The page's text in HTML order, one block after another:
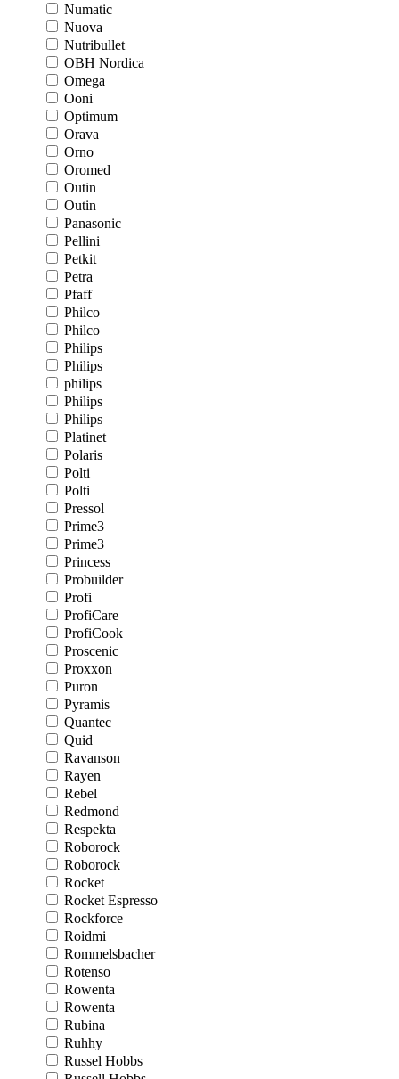
Numatic
Nuova
Nutribullet
OBH Nordica
Omega
Ooni
Optimum
Orava
Orno
Oromed
Outin
Outin
Panasonic
Pellini
Petkit
Petra
Pfaff
Philco
Philco
Philips
Philips
philips
Philips
Philips
Platinet
Polaris
Polti
Polti
Pressol
Prime3
Prime3
Princess
Probuilder
Profi
ProfiCare
ProfiCook
Proscenic
Proxxon
Puron
Pyramis
Quantec
Quid
Ravanson
Rayen
Rebel
Redmond
Respekta
Roborock
Roborock
Rocket
Rocket Espresso
Rockforce
Roidmi
Rommelsbacher
Rotenso
Rowenta
Rowenta
Rubina
Ruhhy
Russel Hobbs